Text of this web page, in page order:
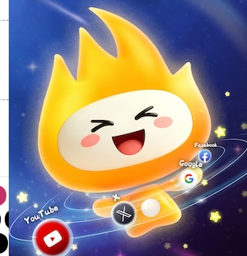
反对
反对[0]
风驰加速器 旋风加速器
八戒看书
免费海外pvn加速器
小猫咪ciash加速器
加速器试用两小时 芒果下载站